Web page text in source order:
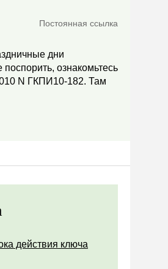
Постоянная ссылка
дни
ознакомьтесь
N ГКПИ10-182. Там
действия ключа